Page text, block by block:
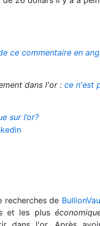
ce commentaire en
dans l'or : ce n'est
sur l’or?
recherches de
et les plus